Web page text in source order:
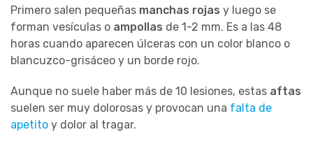
Primero salen pequeñas manchas rojas y luego se
forman vesículas o ampollas de 1-2 mm. Es a las 48
horas cuando aparecen úlceras con un color blanco o
blancuzco-grisáceo y un borde rojo.
Aunque no suele haber más de 10 lesiones, estas aftas
suelen ser muy dolorosas y provocan una falta de
apetito y dolor al tragar.